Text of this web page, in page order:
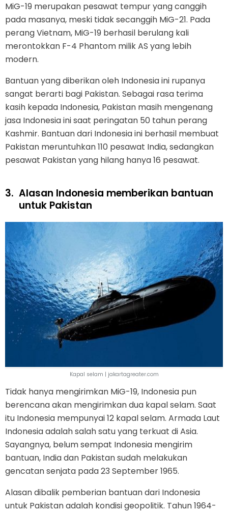
MiG-19 merupakan pesawat tempur yang canggih
pada masanya, meski tidak secanggih MiG-21. Pada
perang Vietnam, MiG-19 berhasil berulang kali
merontokkan F-4 Phantom milik AS yang lebih
modern.
Bantuan yang diberikan oleh Indonesia ini rupanya
sangat berarti bagi Pakistan. Sebagai rasa terima
kasih kepada Indonesia, Pakistan masih mengenang
jasa Indonesia ini saat peringatan 50 tahun perang
Kashmir. Bantuan dari Indonesia ini berhasil membuat
Pakistan meruntuhkan 110 pesawat India, sedangkan
pesawat Pakistan yang hilang hanya 16 pesawat.
3. Alasan Indonesia memberikan bantuan
untuk Pakistan
Kapal selam | jakartagreater.com
Tidak hanya mengirimkan MiG-19, Indonesia pun
berencana akan mengirimkan dua kapal selam. Saat
itu Indonesia mempunyai 12 kapal selam. Armada Laut
Indonesia adalah salah satu yang terkuat di Asia.
Sayangnya, belum sempat Indonesia mengirim
bantuan, India dan Pakistan sudah melakukan
gencatan senjata pada 23 September 1965.
Alasan dibalik pemberian bantuan dari Indonesia
untuk Pakistan adalah kondisi geopolitik. Tahun 1964-